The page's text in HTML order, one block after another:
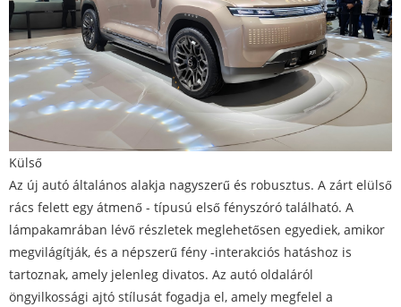
Külső
Az új autó általános alakja nagyszerű és robusztus. A zárt elülső
rács felett egy átmenő - típusú első fényszóró található. A
lámpakamrában lévő részletek meglehetősen egyediek, amikor
megvilágítják, és a népszerű fény -interakciós hatáshoz is
tartoznak, amely jelenleg divatos. Az autó oldaláról
öngyilkossági ajtó stílusát fogadja el, amely megfelel a